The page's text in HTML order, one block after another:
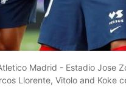
Madrid - Estadio Jose
Llorente, Vitolo and Koke